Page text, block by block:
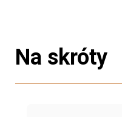
Na skróty